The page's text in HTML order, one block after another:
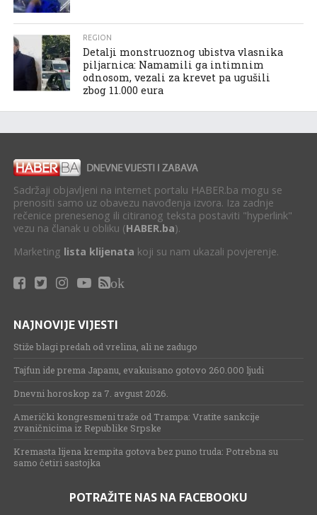
REGION
Detalji monstruoznog ubistva vlasnika
piljarnica: Namamili ga intimnim
odnosom, vezali za krevet pa ugušili
zbog 11.000 eura
Sadržaji objavljeni na internet portalu HABER.ba mogu se
prenositi samo uz obavezu navođenja izvora. Iza zadnje
rečenice prenesenog ili citiranog teksta postaviti "hyperlink"
vezu na članak u obliku (HABER.ba).
Marketing lista klijenata koji su nam ukazali povjerenje.
ok
NAJNOVIJE VIJESTI
Stiže blagi predah od vrelina, ali ne zadugo
Tajfun ide prema Japanu, evakuisano gotovo 260.000 ljudi
Dnevni horoskop za 7. avgust 2026.
Američki kongresmeni traže od Trampa: Vratite sankcije
zvaničnicima iz Republike Srpske
Kremasta lijena krempita gotova bez puno truda: Potrebna su
samo četiri sastojka
POTRAŽITE NAS NA FACEBOOKU